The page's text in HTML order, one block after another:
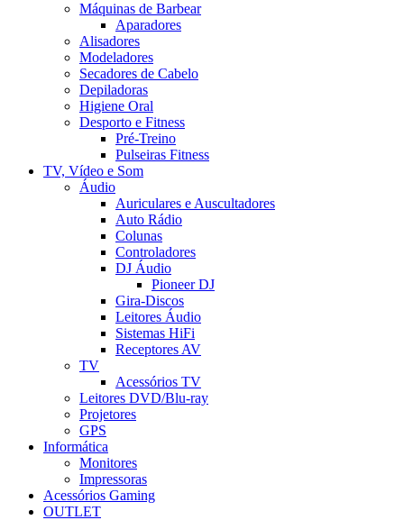
Máquinas de Barbear
Aparadores
Alisadores
Modeladores
Secadores de Cabelo
Depiladoras
Higiene Oral
Desporto e Fitness
Pré-Treino
Pulseiras Fitness
TV, Vídeo e Som
Áudio
Auriculares e Auscultadores
Auto Rádio
Colunas
Controladores
DJ Áudio
Pioneer DJ
Gira-Discos
Leitores Áudio
Sistemas HiFi
Receptores AV
TV
Acessórios TV
Leitores DVD/Blu-ray
Projetores
GPS
Informática
Monitores
Impressoras
Acessórios Gaming
OUTLET